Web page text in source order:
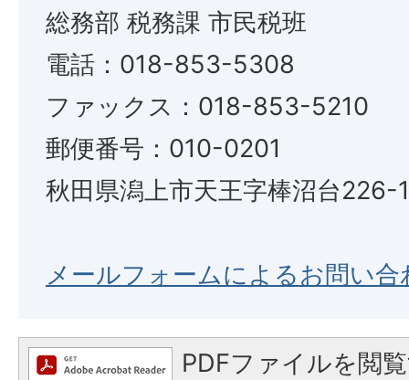
総務部 税務課 市民税班
電話：018-853-5308
ファックス：018-853-5210
郵便番号：010-0201
秋田県潟上市天王字棒沼台226-1
メールフォームによるお問い合
PDFファイルを閲